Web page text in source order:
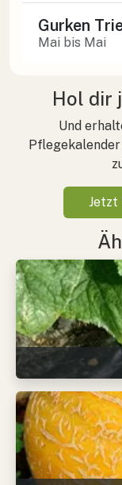
Gurken
Mai bis Mai
Hol dir
Und
Jetzt